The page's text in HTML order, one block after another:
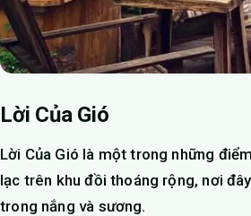
Lời Của Gió
Lời Của Gió là một trong những
lạc trên khu đồi thoáng rộng, nơi
trong nắng và sương.